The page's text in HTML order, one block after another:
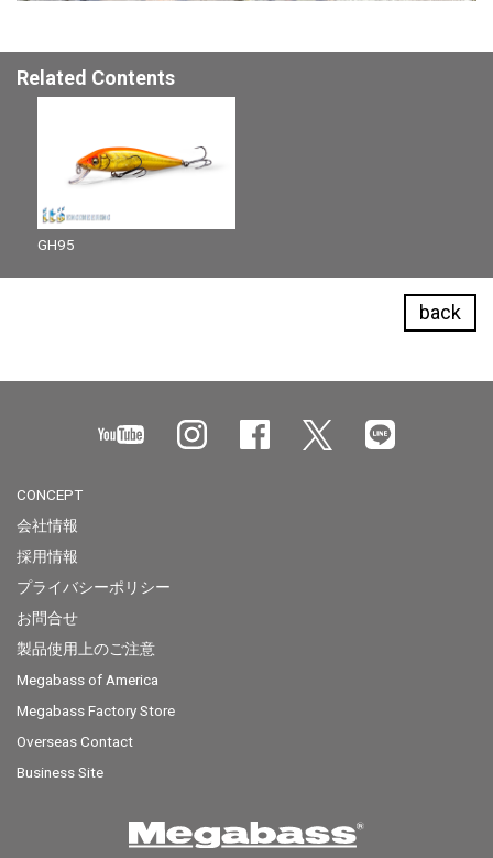
Related Contents
GH95
back
CONCEPT
会社情報
採用情報
プライバシーポリシー
お問合せ
製品使用上のご注意
Megabass of America
Megabass Factory Store
Overseas Contact
Business Site